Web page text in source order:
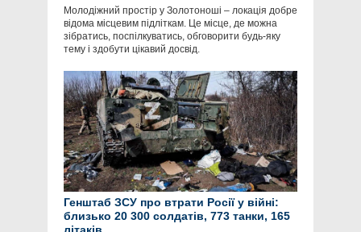
Молодіжний простір у Золотоноші – локація добре
відома місцевим підліткам. Це місце, де можна
зібратись, поспілкуватись, обговорити будь-яку
тему і здобути цікавий досвід.
Генштаб ЗСУ про втрати Росії у війні:
близько 20 300 солдатів, 773 танки, 165